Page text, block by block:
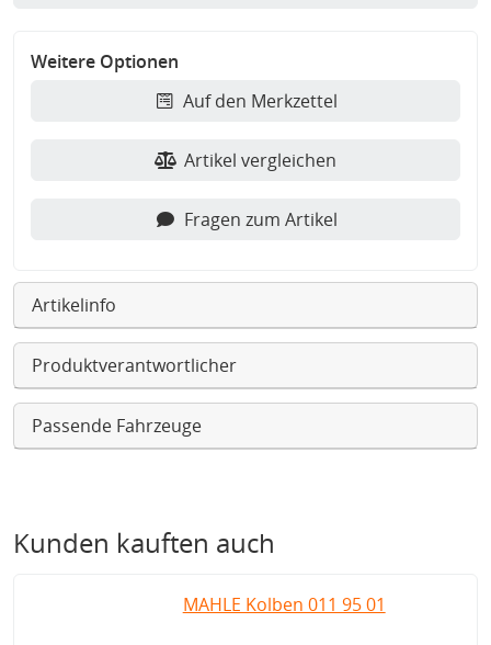
Weitere Optionen
Auf den Merkzettel
Artikel vergleichen
Fragen zum Artikel
Artikelinfo
Produktverantwortlicher
Passende Fahrzeuge
Kunden kauften auch
MAHLE Kolben 011 95 01